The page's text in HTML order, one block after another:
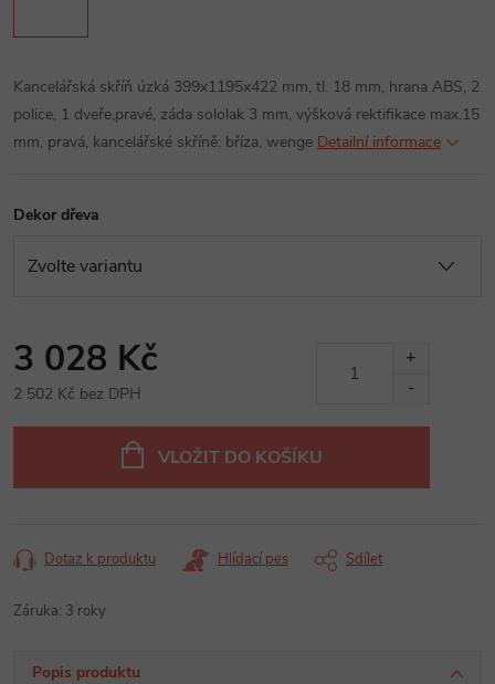
Kancelářská skříň úzká 399x1195x422 mm, tl. 18 mm, hrana ABS, 2
police, 1 dveře,pravé, záda sololak 3 mm, výšková rektifikace max.15
mm, pravá, kancelářské skříně: bříza, wenge Detailní informace
Dekor dřeva
3 028 Kč
2 502 Kč bez DPH
VLOŽIT DO KOŠÍKU
Dotaz k produktu Hlídací pes Sdílet
Záruka: 3 roky
Popis produktu